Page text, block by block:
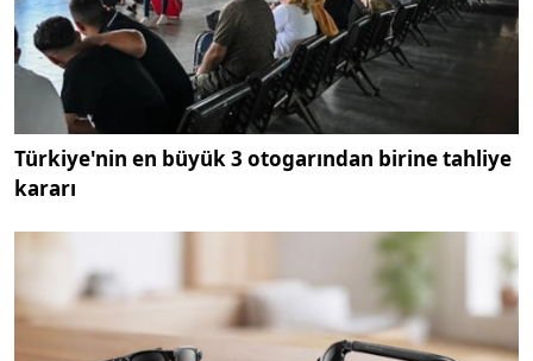
Türkiye'nin en büyük 3 otogarından birine tahliye
kararı